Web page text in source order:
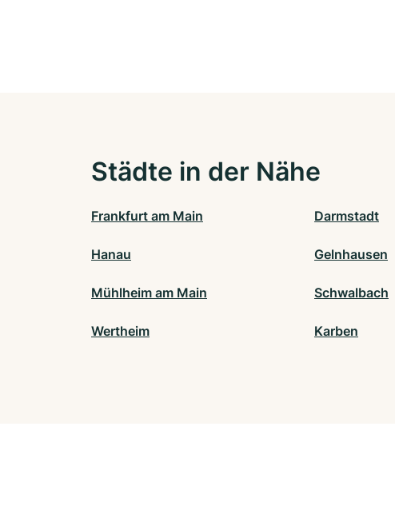
Städte in der Nähe
Frankfurt am Main Darmstadt
Hanau Gelnhausen
Mühlheim am Main Schwalbach
Wertheim Karben